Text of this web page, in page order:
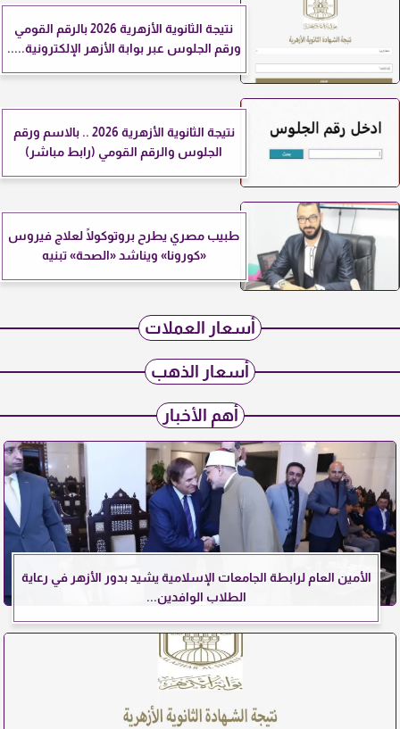
نتيجة الثانوية الأزهرية 2026 بالرقم القومي
ورقم الجلوس عبر بوابة الأزهر الإلكترونية.....
نتيجة الثانوية الأزهرية 2026 .. بالاسم ورقم
الجلوس والرقم القومي (رابط مباشر)
طبيب مصري يطرح بروتوكولًا لعلاج فيروس
«كورونا» ويناشد «الصحة» تبنيه
أسعار العملات
أسعار الذهب
أهم الأخبار
الأمين العام لرابطة الجامعات الإسلامية يشيد بدور الأزهر في رعاية
الطلاب الوافدين...